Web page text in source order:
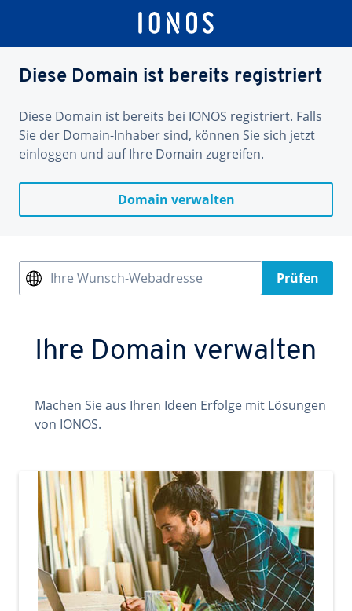
Diese Domain ist bereits registriert
Diese Domain ist bereits bei IONOS registriert. Falls
Sie der Domain-Inhaber sind, können Sie sich jetzt
einloggen und auf Ihre Domain zugreifen.
Domain verwalten
Ihre Wunsch-Webadresse Prüfen
Ihre Domain verwalten
Machen Sie aus Ihren Ideen Erfolge mit Lösungen
von IONOS.